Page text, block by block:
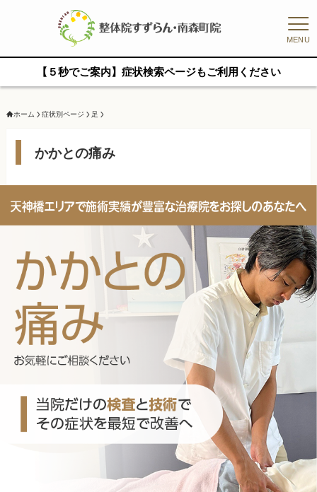
MENU
【５秒でご案内】症状検索ページもご利用ください
ホーム 症状別ページ 足
かかとの痛み